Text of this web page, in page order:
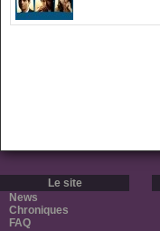
Le site
News
Chroniques
FAQ